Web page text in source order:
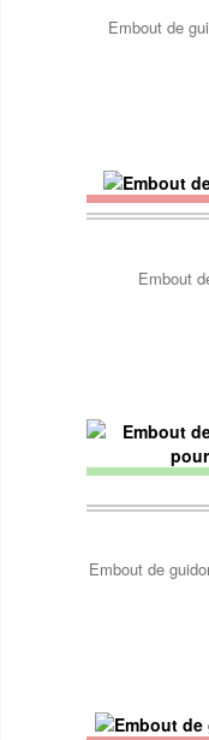
Embout de
Embout
Embout de